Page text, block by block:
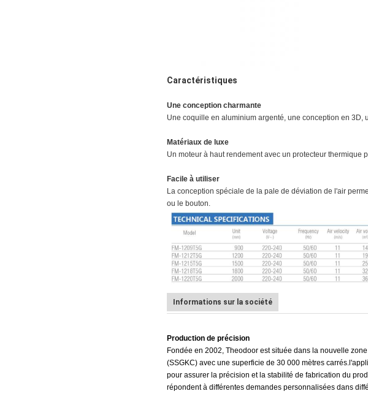
Caractéristiques
Une conception charmante
Une coquille en aluminium argenté, une conception en 3D,
Matériaux de luxe
Un moteur à haut rendement avec un protecteur
Facile à utiliser
La conception spéciale de la pale de déviation de l'air
ou le bouton.
Informations sur la société
Production de précision
Fondée en 2002, Theodoor est située dans la nouvelle
(SSGKC) avec une superficie de 30 000 mètres
pour assurer la précision et la stabilité de fabrication du
répondent à différentes demandes personnalisées dans